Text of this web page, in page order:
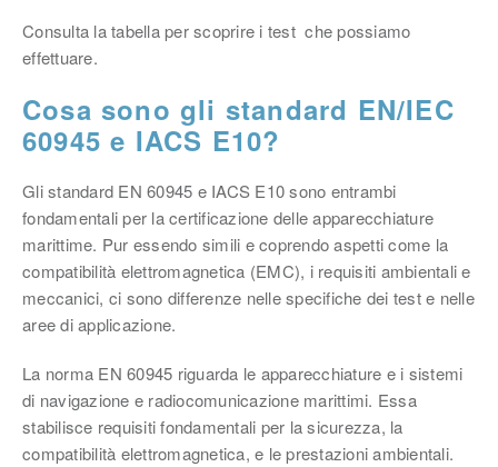
Consulta la tabella per scoprire i test che possiamo
effettuare.
Cosa sono gli standard EN/IEC
60945 e IACS E10?
Gli standard EN 60945 e IACS E10 sono entrambi
fondamentali per la certificazione delle apparecchiature
marittime. Pur essendo simili e coprendo aspetti come la
compatibilità elettromagnetica (EMC), i requisiti ambientali e
meccanici, ci sono differenze nelle specifiche dei test e nelle
aree di applicazione.
La norma EN 60945 riguarda le apparecchiature e i sistemi
di navigazione e radiocomunicazione marittimi. Essa
stabilisce requisiti fondamentali per la sicurezza, la
compatibilità elettromagnetica, e le prestazioni ambientali.